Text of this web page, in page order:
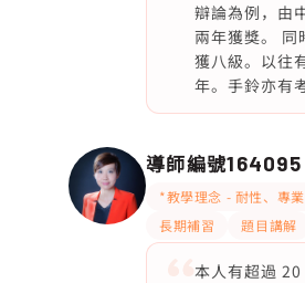
辯論為例，由
兩年獲獎。
獲八級。以往
年。手鈴亦有
導師編號164095
*教學理念 - 耐性、專
長期補習
題目講解
本人有超過